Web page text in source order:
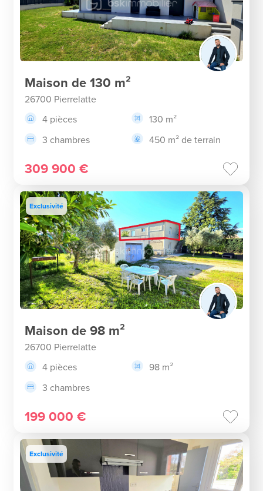
Maison de 130 m²
26700 Pierrelatte
4 pièces
130 m²
3 chambres
450 m² de terrain
309 900 €
Exclusivité
Maison de 98 m²
26700 Pierrelatte
4 pièces
98 m²
3 chambres
199 000 €
Exclusivité